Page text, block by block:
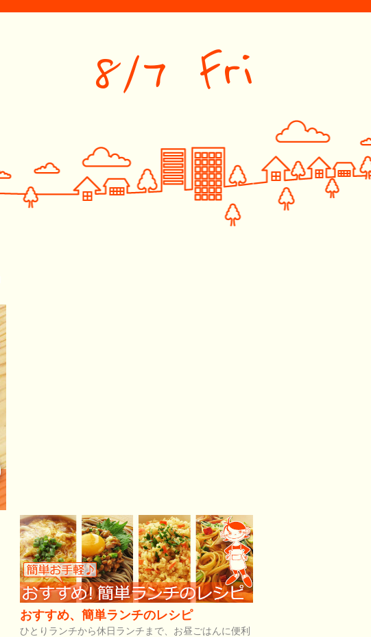
8/7 Fri
おすすめ、簡単ランチのレシピ
ひとりランチから休日ランチまで、お昼ごはんに便利